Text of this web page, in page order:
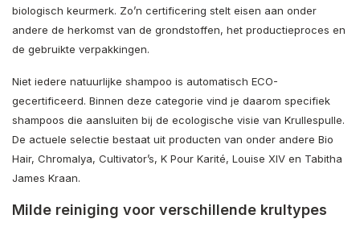
biologisch keurmerk. Zo’n certificering stelt eisen aan onder
andere de herkomst van de grondstoffen, het productieproces en
de gebruikte verpakkingen.
Niet iedere natuurlijke shampoo is automatisch ECO-
gecertificeerd. Binnen deze categorie vind je daarom specifiek
shampoos die aansluiten bij de ecologische visie van Krullespulle.
De actuele selectie bestaat uit producten van onder andere Bio
Hair, Chromalya, Cultivator’s, K Pour Karité, Louise XIV en Tabitha
James Kraan.
Milde reiniging voor verschillende krultypes